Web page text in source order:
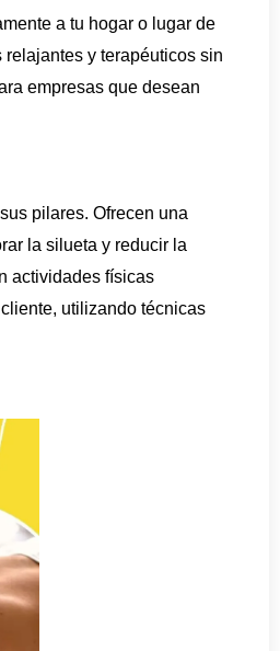
a tu hogar o lugar de
y terapéuticos sin
empresas que desean
pilares. Ofrecen una
la silueta y reducir la
actividades físicas
utilizando técnicas